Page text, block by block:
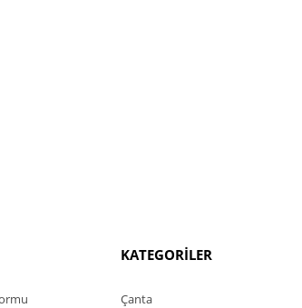
KATEGORİLER
Çanta